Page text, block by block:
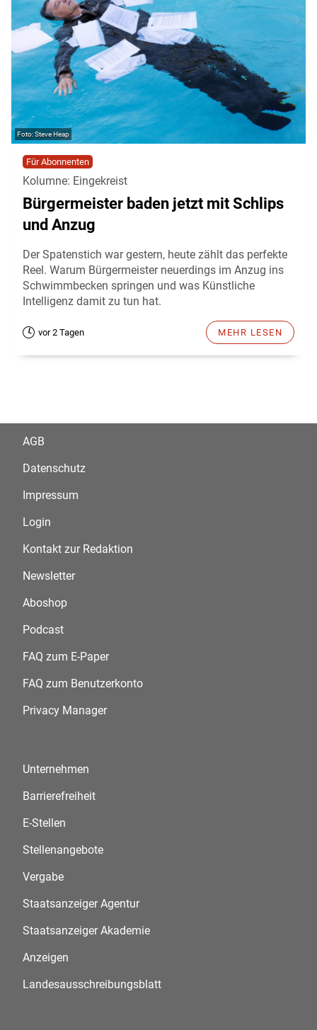
Steve Heap
Für Abonnenten
Kolumne: Eingekreist
Bürgermeister baden jetzt mit Schlips
und Anzug
Der Spatenstich war gestern, heute zählt das perfekte
Reel. Warum Bürgermeister neuerdings im Anzug ins
Schwimmbecken springen und was Künstliche
Intelligenz damit zu tun hat.
vor 2 Tagen MEHR LESEN
AGB
Datenschutz
Impressum
Login
Kontakt zur Redaktion
Newsletter
Aboshop
Podcast
FAQ zum E-Paper
FAQ zum Benutzerkonto
Privacy Manager
Unternehmen
Barrierefreiheit
E-Stellen
Stellenangebote
Vergabe
Staatsanzeiger Agentur
Staatsanzeiger Akademie
Anzeigen
Landesausschreibungsblatt